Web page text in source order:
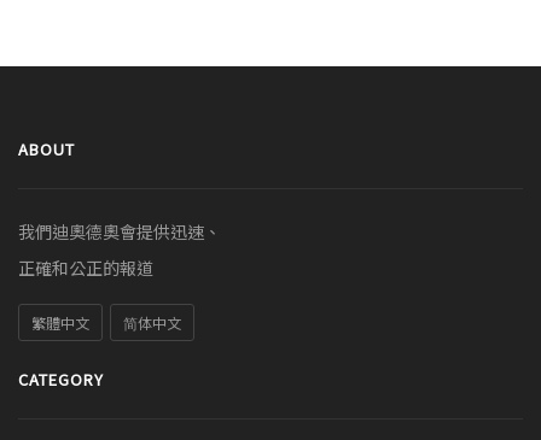
ABOUT
我們迪奧德奧會提供迅速、
正確和公正的報道
繁體中文 简体中文
CATEGORY